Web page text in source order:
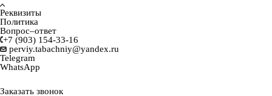
Реквизиты
Политика
Вопрос–ответ
+7 (903) 154-33-16
perviy.tabachniy@yandex.ru
Telegram
WhatsApp
Заказать звонок